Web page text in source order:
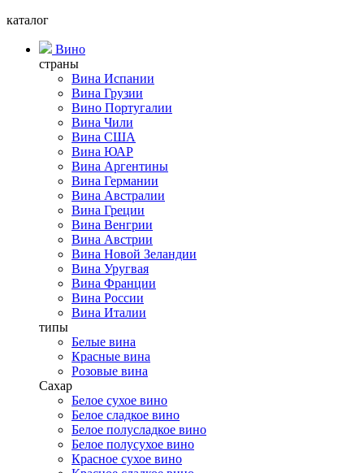
каталог
Вино
страны
Вина Испании
Вина Грузии
Вино Португалии
Вина Чили
Вина США
Вина ЮАР
Вина Аргентины
Вина Германии
Вина Австралии
Вина Греции
Вина Венгрии
Вина Австрии
Вина Новой Зеландии
Вина Уругвая
Вина Франции
Вина России
Вина Италии
типы
Белые вина
Красные вина
Розовые вина
Сахар
Белое сухое вино
Белое сладкое вино
Белое полусладкое вино
Белое полусухое вино
Красное сухое вино